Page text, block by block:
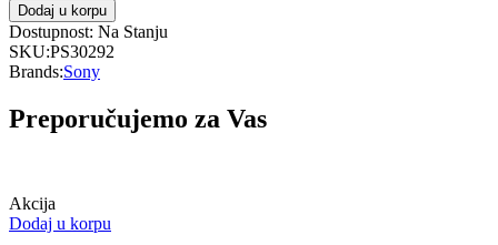
Dodaj u korpu
Dostupnost: Na Stanju
SKU:PS30292
Brands:Sony
Preporučujemo za Vas
Akcija
Dodaj u korpu